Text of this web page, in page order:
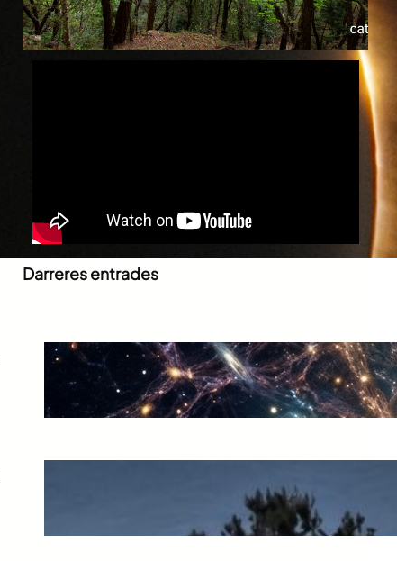
Darreres entrades
Què és la supraconsciència?
juny 30, 2026
El preu d’un error còsmic
juny 20, 2026